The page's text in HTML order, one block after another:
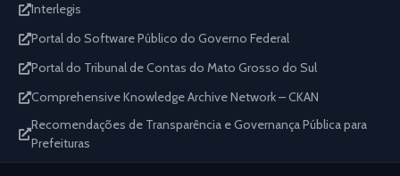
Interlegis
Portal do Software Público do Governo Federal
Portal do Tribunal de Contas do Mato Grosso do Sul
Comprehensive Knowledge Archive Network – CKAN
Recomendações de Transparência e Governança Pública para
Prefeituras